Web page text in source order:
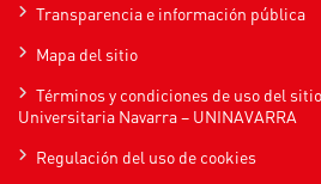
Transparencia e información pública
Mapa del sitio
Términos y condiciones de uso del
Universitaria Navarra – UNINAVARRA
Regulación del uso de cookies